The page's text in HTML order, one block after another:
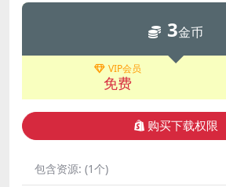
3金币
VIP会员
免费
购买下载权限
包含资源: (1个)